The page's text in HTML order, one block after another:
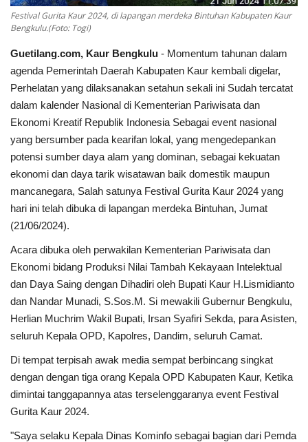
Pendidikan
Informasi Journalism
Olahraga
Kesehatan
Layanan Publik
Perempuan/Anak
Festival Gurita Kaur 2024, di lapangan merdeka Bintuhan Kabupaten Kaur
Bengkulu.(Foto: Togi)
Guetilang.com, Kaur Bengkulu - Momentum tahunan dalam
agenda Pemerintah Daerah Kabupaten Kaur kembali digelar,
Perhelatan yang dilaksanakan setahun sekali ini Sudah tercatat
dalam kalender Nasional di Kementerian Pariwisata dan
Ekonomi Kreatif Republik Indonesia Sebagai event nasional
yang bersumber pada kearifan lokal, yang mengedepankan
potensi sumber daya alam yang dominan, sebagai kekuatan
ekonomi dan daya tarik wisatawan baik domestik maupun
mancanegara, Salah satunya Festival Gurita Kaur 2024 yang
hari ini telah dibuka di lapangan merdeka Bintuhan, Jumat
(21/06/2024).
Acara dibuka oleh perwakilan Kementerian Pariwisata dan
Ekonomi bidang Produksi Nilai Tambah Kekayaan Intelektual
dan Daya Saing dengan Dihadiri oleh Bupati Kaur H.Lismidianto
dan Nandar Munadi, S.Sos.M. Si mewakili Gubernur Bengkulu,
Herlian Muchrim Wakil Bupati, Irsan Syafiri Sekda, para Asisten,
seluruh Kepala OPD, Kapolres, Dandim, seluruh Camat.
Di tempat terpisah awak media sempat berbincang singkat
dengan dengan tiga orang Kepala OPD Kabupaten Kaur, Ketika
dimintai tanggapannya atas terselenggaranya event Festival
Gurita Kaur 2024.
"Saya selaku Kepala Dinas Kominfo sebagai bagian dari Pemda